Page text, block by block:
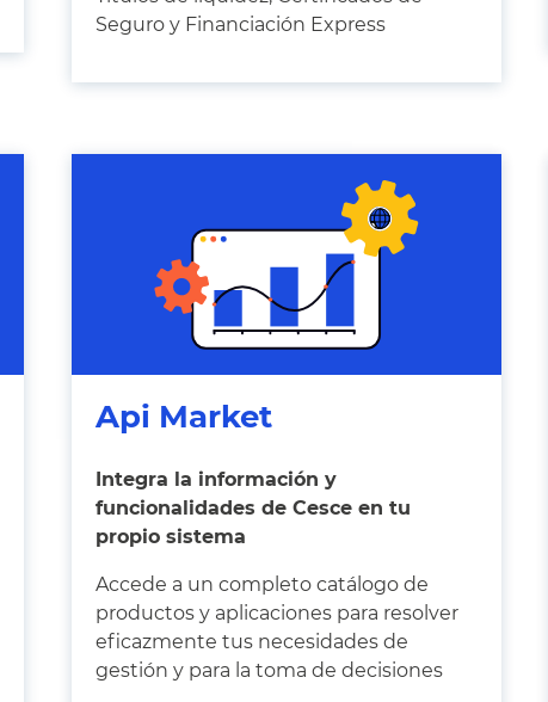
Seguro y Financiación Express
Api Market
Integra la información y
funcionalidades de Cesce en tu
propio sistema
Accede a un completo catálogo de
productos y aplicaciones para resolver
eficazmente tus necesidades de
gestión y para la toma de decisiones